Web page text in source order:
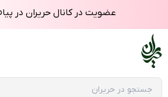
عضویت در کانال حریران در